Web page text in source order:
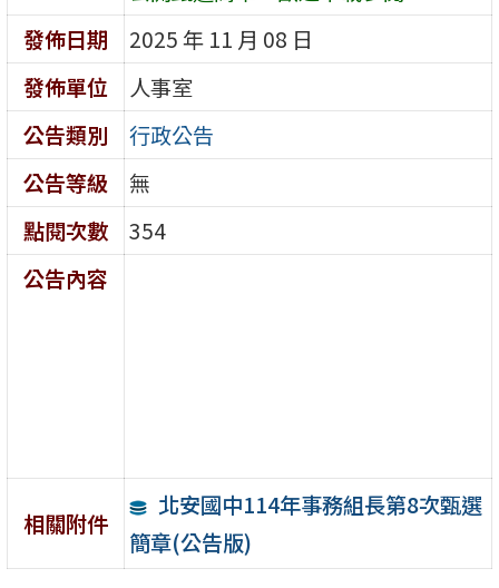
發佈日期
2025 年 11 月 08 日
發佈單位
人事室
公告類別
行政公告
公告等級
無
點閱次數
354
公告內容
相關附件
北安國中114年事務組長第8次甄選
簡章(公告版)